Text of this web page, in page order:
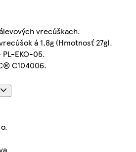
vrecúškach.
á 1,8g (Hmotnosť 27g).
PL-EKO-05.
C104006.